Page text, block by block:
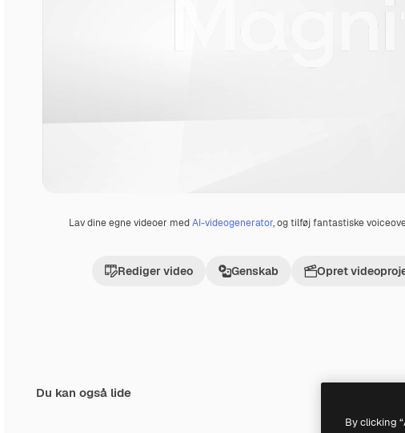
Lav dine egne videoer medAI-videogenerator, og tilføj fantastiske
Rediger video Genskab Opret
Du kan også lide
By clicking